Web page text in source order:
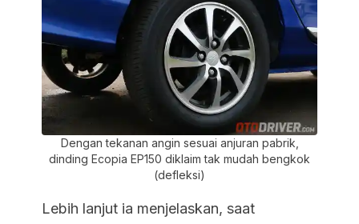
Dengan tekanan angin sesuai anjuran pabrik,
dinding Ecopia EP150 diklaim tak mudah bengkok
(defleksi)
Lebih lanjut ia menjelaskan, saat